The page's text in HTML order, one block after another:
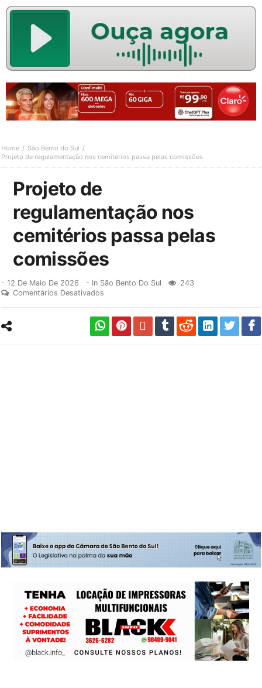
Home
São Bento do Sul
Projeto de regulamentação nos cemitérios passa pelas comissões
Projeto de
regulamentação nos
cemitérios passa pelas
comissões
-12 De Maio De 2026 - In São Bento Do Sul
243
Comentários Desativados